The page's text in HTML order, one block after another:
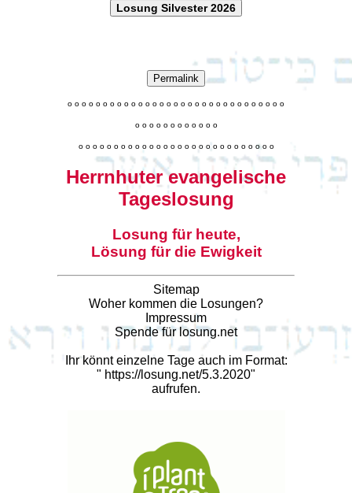
Losung Silvester 2026
Permalink
o o o o o o o o o o o o o o o o o o o o o o o o o o o o o o o
o o o o o o o o o o o o
o o o o o o o o o o o o o o o o o o o o o o o o o o o o
Herrnhuter evangelische
Tageslosung
Losung für heute,
Lösung für die Ewigkeit
Sitemap
Woher kommen die Losungen?
Impressum
Spende für losung.net
Ihr könnt einzelne Tage auch im Format:
" https://losung.net/5.3.2020"
aufrufen.